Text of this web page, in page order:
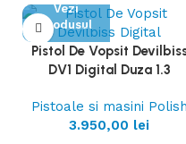
Vezi
Produsul
Pistol De Vopsit
DV1 Digital Duza 1.3
Pistoale si masini Polish
3.950,00 lei